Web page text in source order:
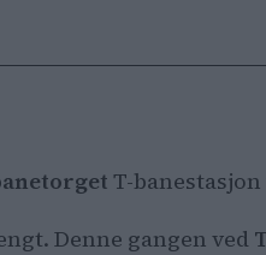
T-banestasjon
Denne gangen ved